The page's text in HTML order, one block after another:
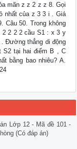
mãn z z 2 z z 8. Gọi
nhất của z 3 3 i . Giá
Câu 50. Trong không
2 2 2 2 cầu S1 : x 3 y
Đường thẳng di động
S2 tại hai điểm B , C
bằng bao nhiêu? A.
Lớp 12 - Mã đề 101 -
(Có đáp án)